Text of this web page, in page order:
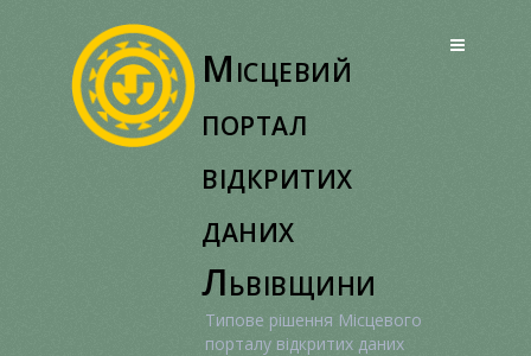
Місцевий
портал
відкритих
даних
Львівщини
Типове рішення Місцевого
порталу відкритих даних